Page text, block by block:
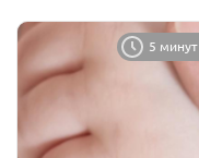
5 минут